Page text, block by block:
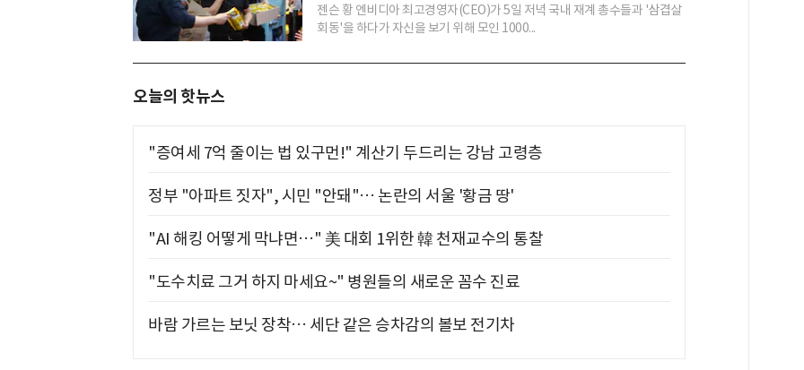
젠슨 황 엔비디아 최고경영자(CEO)가 5일 저녁 국내 재계 총수들과 '삼겹살
회동'을 하다가 자신을 보기 위해 모인 1000...
오늘의 핫뉴스
"증여세 7억 줄이는 법 있구먼!" 계산기 두드리는 강남 고령층
정부 "아파트 짓자", 시민 "안돼"… 논란의 서울 '황금 땅'
"AI 해킹 어떻게 막냐면…" 美 대회 1위한 韓 천재교수의 통찰
"도수치료 그거 하지 마세요~" 병원들의 새로운 꼼수 진료
바람 가르는 보닛 장착… 세단 같은 승차감의 볼보 전기차